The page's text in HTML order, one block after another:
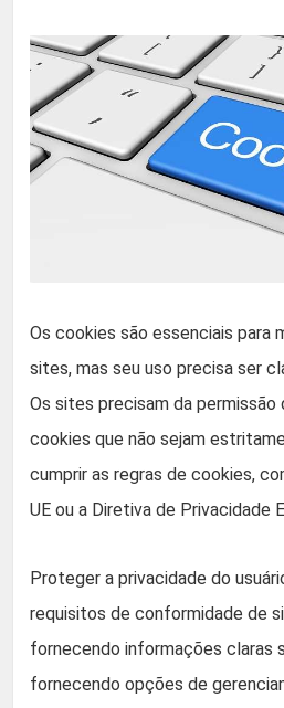
Os cookies são essenciais para
sites, mas seu uso precisa ser
Os sites precisam da permissão
cookies que não sejam
cumprir as regras de cookies,
UE ou a Diretiva de Privacidade
Proteger a privacidade do
requisitos de conformidade de
fornecendo informações claras
fornecendo opções de